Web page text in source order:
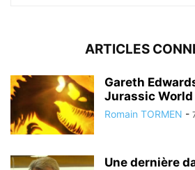
ARTICLES
Gareth
Jurassic World
Romain TORMEN -
Une dernière